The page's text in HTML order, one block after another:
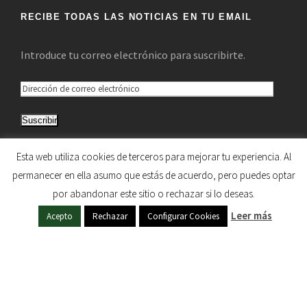
RECIBE TODAS LAS NOTICIAS EN TU EMAIL
Introduce tu correo electrónico para suscribirte.
D
r
e
c
c
Suscribir
Únete a otros 5.033 suscriptores
HERMANDAD DE NUESTRA SEÑORA DEL SOL © 1997
- 2020. TODOS LOS DERECHOS RESERVADOS
Esta web utiliza cookies de terceros para mejorar tu experiencia. Al
permanecer en ella asumo que estás de acuerdo, pero puedes optar
por abandonar este sitio o rechazar si lo deseas.
Acepto Rechazar Configurar Cookies Leer más